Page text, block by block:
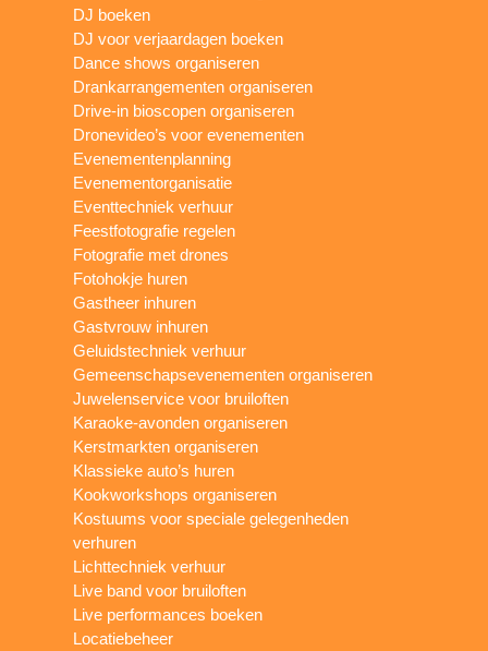
DJ boeken
DJ voor verjaardagen boeken
Dance shows organiseren
Drankarrangementen organiseren
Drive-in bioscopen organiseren
Dronevideo’s voor evenementen
Evenementenplanning
Evenementorganisatie
Eventtechniek verhuur
Feestfotografie regelen
Fotografie met drones
Fotohokje huren
Gastheer inhuren
Gastvrouw inhuren
Geluidstechniek verhuur
Gemeenschapsevenementen organiseren
Juwelenservice voor bruiloften
Karaoke-avonden organiseren
Kerstmarkten organiseren
Klassieke auto’s huren
Kookworkshops organiseren
Kostuums voor speciale gelegenheden
verhuren
Lichttechniek verhuur
Live band voor bruiloften
Live performances boeken
Locatiebeheer